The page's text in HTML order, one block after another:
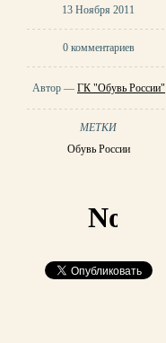
13 Ноября 2011
0 комментариев
Автор — ГК "Обувь России"
МЕТКИ
Обувь России